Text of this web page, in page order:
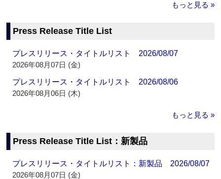
もっと見る »
Press Release Title List
プレスリリース・タイトルリスト 2026/08/07
2026年08月07日 (金)
プレスリリース・タイトルリスト 2026/08/06
2026年08月06日 (木)
もっと見る »
Press Release Title List：新製品
プレスリリース・タイトルリスト：新製品 2026/08/07
2026年08月07日 (金)